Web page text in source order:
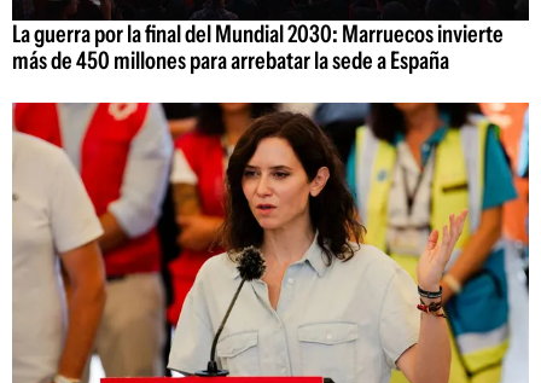
La guerra por la final del Mundial 2030: Marruecos invierte
más de 450 millones para arrebatar la sede a España